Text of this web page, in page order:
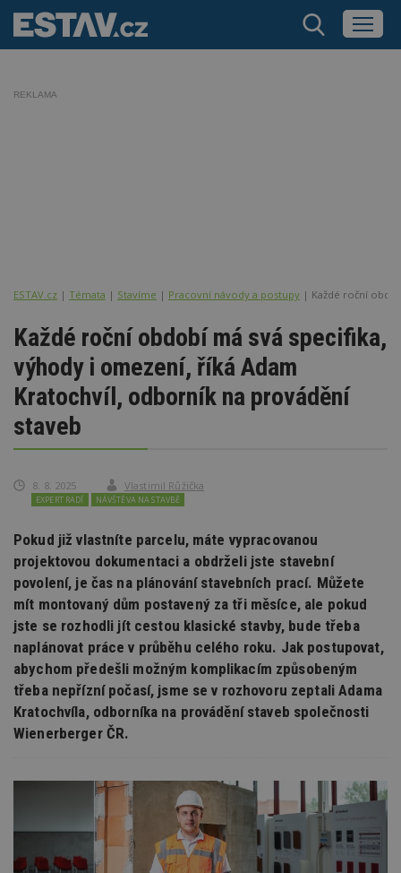
REKLAMA
ESTAV.cz Témata Stavíme Pracovní návody a postupy Každé roční
Každé roční období má svá specifika,
výhody i omezení, říká Adam
Kratochvíl, odborník na provádění
staveb
8. 8. 2025 Vlastimil Růžička
EXPERT RADÍ NÁVŠTĚVA NA STAVBĚ
Pokud již vlastníte parcelu, máte vypracovanou
projektovou dokumentaci a obdrželi jste stavební
povolení, je čas na plánování stavebních prací. Můžete
mít montovaný dům postavený za tři měsíce, ale pokud
jste se rozhodli jít cestou klasické stavby, bude třeba
naplánovat práce v průběhu celého roku. Jak postupovat,
abychom předešli možným komplikacím způsobeným
třeba nepřízní počasí, jsme se v rozhovoru zeptali Adama
Kratochvíla, odborníka na provádění staveb společnosti
Wienerberger ČR.